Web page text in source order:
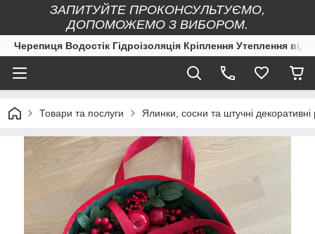
ЗАПИТУЙТЕ ПРОКОНСУЛЬТУЄМО,
ДОПОМОЖЕМО З ВИБОРОМ.
Черепиця Водостік Гідроізоляція Кріплення Утеплення
Товари та послуги Ялинки, сосни та штучні